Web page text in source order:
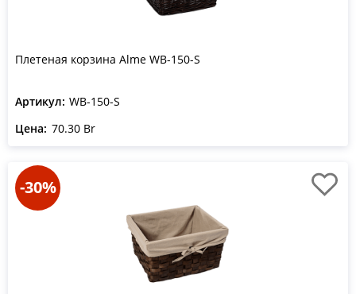
Плетеная корзина Alme WB-150-S
Артикул: WB-150-S
Цена: 70.30 Br
-30%